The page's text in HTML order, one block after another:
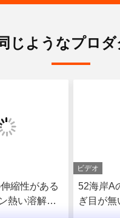
じようなプロダ
縮性がある
熱い溶解の
ビデオ
52海岸A
ぎ目が無